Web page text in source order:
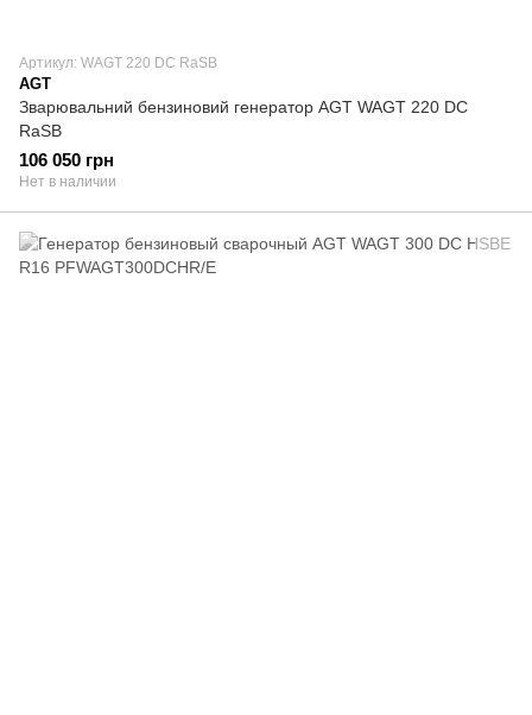
Артикул: WAGT 220 DC RaSB
AGT
Зварювальний бензиновий генератор AGT WAGT 220 DC
RaSB
106 050 грн
Нет в наличии